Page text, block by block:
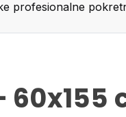
profesionalne
-